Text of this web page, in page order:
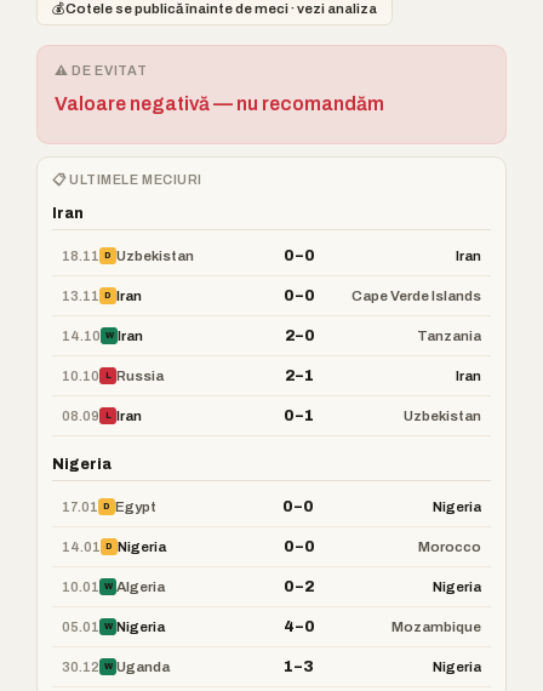
💰Cotele se publică înainte de meci · vezi analiza
⚠️ DE EVITAT
Valoare negativă — nu recomandăm
📋 ULTIMELE MECIURI
Iran
18.11 D Uzbekistan 0–0 Iran
13.11 D Iran 0–0 Cape Verde Islands
14.10 W Iran 2–0 Tanzania
10.10 L Russia 2–1 Iran
08.09 L Iran 0–1 Uzbekistan
Nigeria
17.01 D Egypt 0–0 Nigeria
14.01 D Nigeria 0–0 Morocco
10.01 W Algeria 0–2 Nigeria
05.01 W Nigeria 4–0 Mozambique
30.12 W Uganda 1–3 Nigeria